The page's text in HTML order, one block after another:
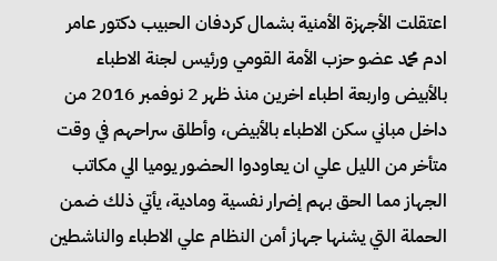
اعتقلت الأجهزة الأمنية بشمال كردفان الحبيب دكتور عامر
ادم محمد عضو حزب الأمة القومي ورئيس لجنة الاطباء
بالأبيض واربعة اطباء اخرين منذ ظهر 2 نوفمبر 2016 من
داخل مباني سكن الاطباء بالأبيض، وأطلق سراحهم في وقت
متأخر من الليل علي ان يعاودوا الحضور يوميا الي مكاتب
الجهاز مما الحق بهم إضرار نفسية ومادية، يأتي ذلك ضمن
الحملة التي يشنها جهاز أمن النظام علي الاطباء والناشطين